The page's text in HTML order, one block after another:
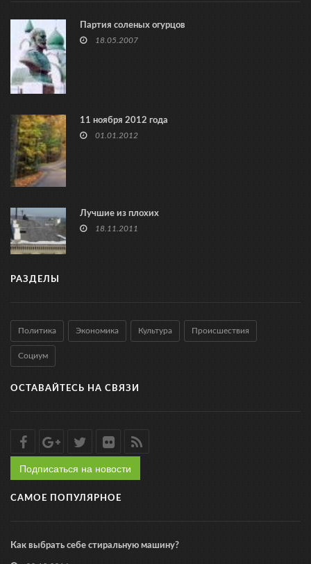
Партия соленых огурцов
18.05.2007
11 ноября 2012 года
01.01.2012
Лучшие из плохих
18.11.2011
РАЗДЕЛЫ
Политика Экономика Культура Происшествия
Социум
ОСТАВАЙТЕСЬ НА СВЯЗИ
Подписаться на новости
САМОЕ ПОПУЛЯРНОЕ
Как выбрать себе стиральную машину?